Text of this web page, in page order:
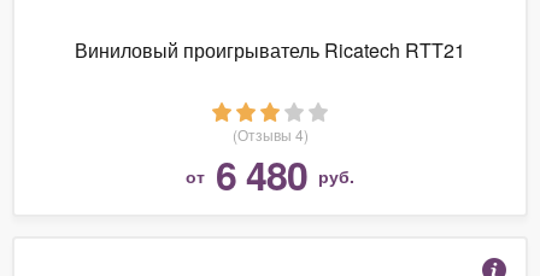
Виниловый проигрыватель Ricatech RTT21
(Отзывы 4)
от 6 480 руб.